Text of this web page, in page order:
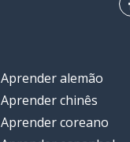
Aprender alemão
Aprender chinês
Aprender coreano